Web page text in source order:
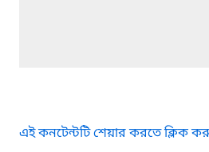
এই কনটেন্টটি শেয়ার করতে ক্লিক